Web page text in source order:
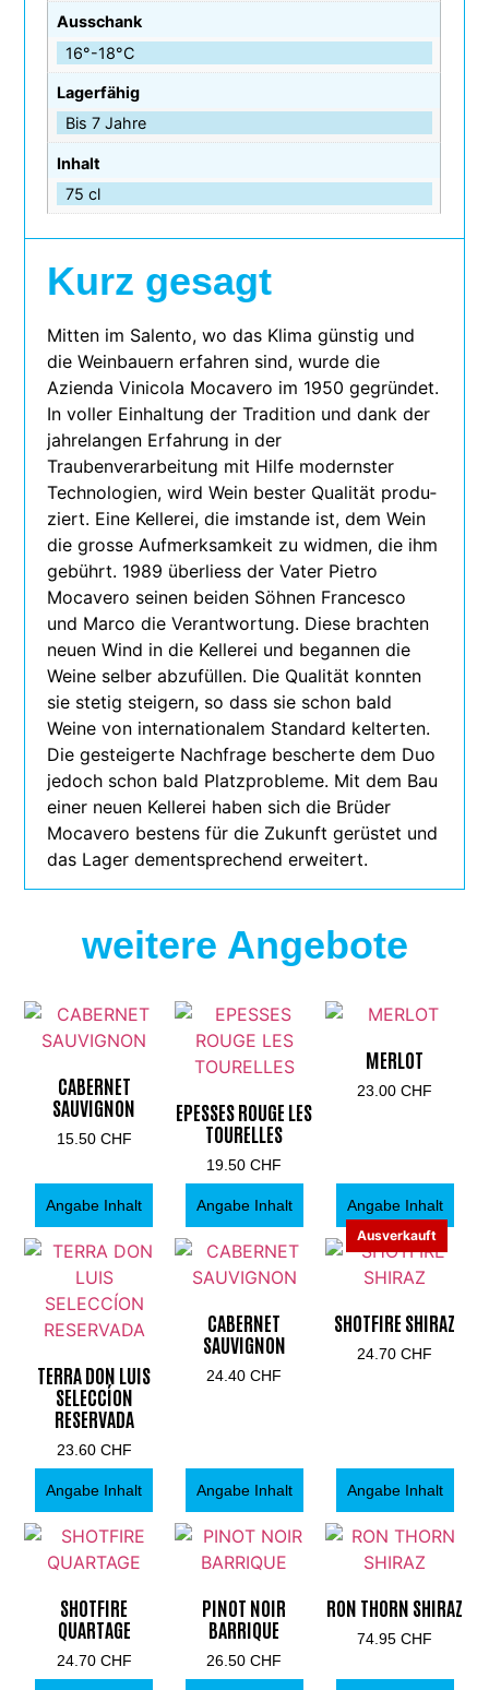
Ausschank
16°-18°C
Lagerfähig
Bis 7 Jahre
Inhalt
75 cl
Kurz gesagt
Mitten im Salento, wo das Klima güns­tig und
die Weinbauern erfah­ren sind, wurde die
Azienda Vinicola Mocavero im 1950 gegrün­det.
In vol­ler Einhaltung der Tradition und dank der
jah­re­lan­gen Erfahrung in der
Traubenverarbeitung mit Hilfe moderns­ter
Technologien, wird Wein bes­ter Qualität pro­du­
ziert. Eine Kellerei, die imstande ist, dem Wein
die grosse Aufmerksamkeit zu wid­men, die ihm
gebührt. 1989 über­liess der Vater Pietro
Mocavero sei­nen bei­den Söhnen Francesco
und Marco die Verantwortung. Diese brach­ten
neuen Wind in die Kellerei und began­nen die
Weine sel­ber abzu­fül­len. Die Qualität konn­ten
sie ste­tig stei­gern, so dass sie schon bald
Weine von inter­na­tio­na­lem Standard kel­ter­ten.
Die gestei­gerte Nachfrage bescherte dem Duo
jedoch schon bald Platzprobleme. Mit dem Bau
einer neuen Kellerei haben sich die Brüder
Mocavero bes­tens für die Zukunft gerüs­tet und
das Lager dem­entspre­chend erweitert.
weitere Angebote
CABERNET
SAUVIGNON
15.50 CHF
Angabe Inhalt
EPESSES ROUGE LES
TOURELLES
19.50CHF
Angabe Inhalt
Ausverkauft
MERLOT
23.00CHF
Angabe Inhalt
TERRA DON LUIS
SELECCÍON
RESERVADA
23.60 CHF
Angabe Inhalt
CABERNET
SAUVIGNON
24.40CHF
Angabe Inhalt
SHOTFIRE SHIRAZ
24.70CHF
Angabe Inhalt
SHOTFIRE
QUARTAGE
24.70 CHF
PINOT NOIR
BARRIQUE
26.50CHF
RON THORN SHIRAZ
74.95CHF